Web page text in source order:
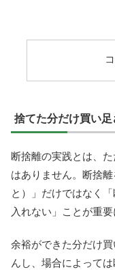
捨てた分だけ買い足
断捨離の実践とは、
はありません。断捨
と）」だけではなく
入れない」ことが重要
余裕ができた分だけ
んし、場合によって